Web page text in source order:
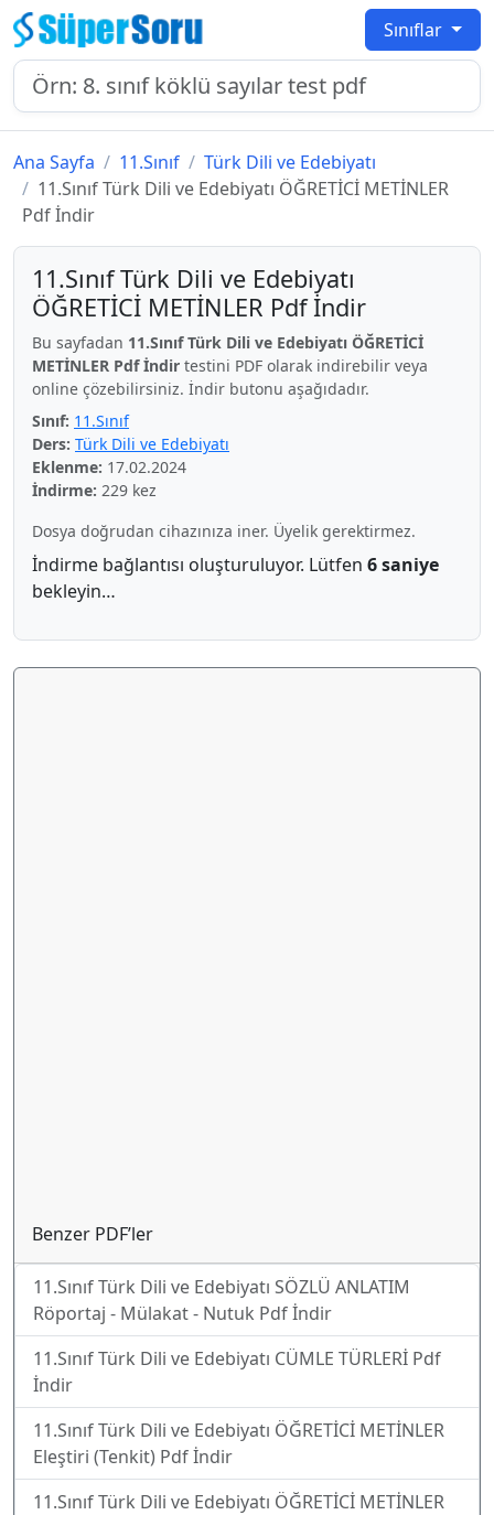
Sınıflar
Ana Sayfa 11.Sınıf
Türk Dili ve Edebiyatı
11.Sınıf Türk Dili ve Edebiyatı ÖĞRETİCİ METİNLER
Pdf İndir
11.Sınıf Türk Dili ve Edebiyatı
ÖĞRETİCİ METİNLER Pdf İndir
Bu sayfadan 11.Sınıf Türk Dili ve Edebiyatı ÖĞRETİCİ
METİNLER Pdf İndir testini PDF olarak indirebilir veya
online çözebilirsiniz. İndir butonu aşağıdadır.
Sınıf: 11.Sınıf
Ders: Türk Dili ve Edebiyatı
Eklenme: 17.02.2024
İndirme: 229 kez
Dosya doğrudan cihazınıza iner. Üyelik gerektirmez.
İndirme bağlantısı oluşturuluyor. Lütfen 5 saniye
bekleyin…
Benzer PDF’ler
11.Sınıf Türk Dili ve Edebiyatı SÖZLÜ ANLATIM
Röportaj - Mülakat - Nutuk Pdf İndir
11.Sınıf Türk Dili ve Edebiyatı CÜMLE TÜRLERİ Pdf
İndir
11.Sınıf Türk Dili ve Edebiyatı ÖĞRETİCİ METİNLER
Eleştiri (Tenkit) Pdf İndir
11.Sınıf Türk Dili ve Edebiyatı ÖĞRETİCİ METİNLER